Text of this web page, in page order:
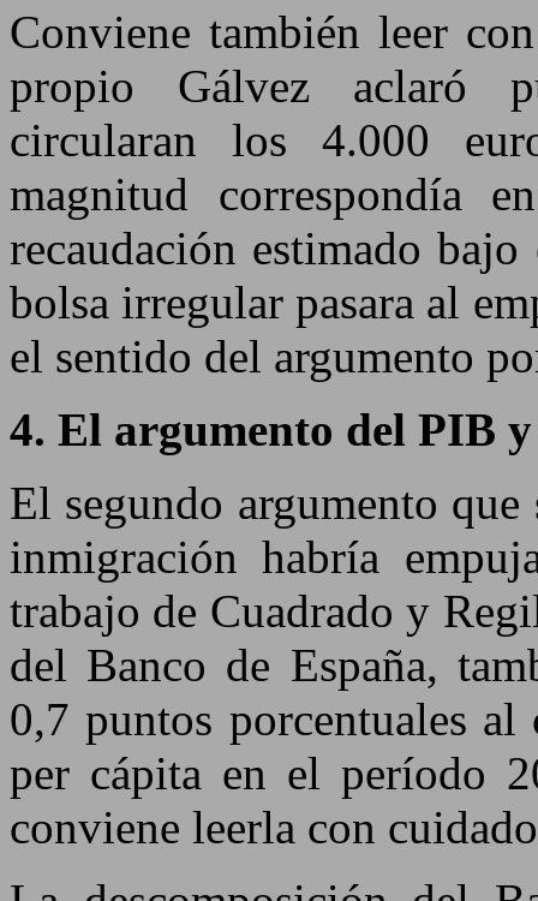
Conviene también leer
propio Gálvez aclaró
circularan los 4.000
magnitud correspondía
recaudación estimado
bolsa irregular pasara al
el sentido del argumento
4. El argumento del PIB
El segundo argumento
inmigración habría
trabajo de Cuadrado y
del Banco de España,
0,7 puntos porcentuales
per cápita en el período
conviene leerla con